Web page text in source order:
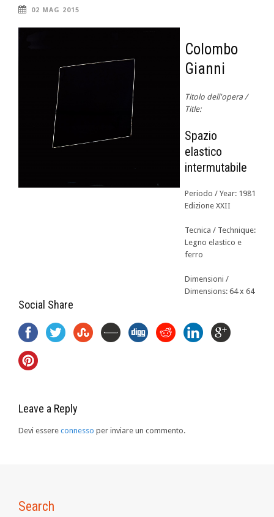
02 MAG 2015
Colombo
Gianni
Titolo dell'opera /
Title:
Spazio
elastico
intermutabile
Periodo / Year: 1981
Edizione XXII
Tecnica / Technique:
Legno elastico e
ferro
Dimensioni /
Dimensions: 64 x 64
Social Share
Leave a Reply
Devi essere connesso per inviare un commento.
Search